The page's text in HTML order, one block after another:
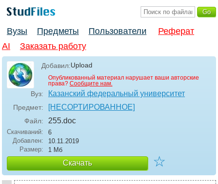
Вузы Предметы Пользователи
Реферат
AI
Заказать работу
Добавил:Upload
Опубликованный материал нарушает ваши авторские
права? Сообщите нам.
Вуз: Казанский федеральный университет
Предмет: [НЕСОРТИРОВАННОЕ]
Файл: 255.doc
Скачиваний:
6
Добавлен:
10.11.2019
Размер:
1 Мб
Скачать ☆